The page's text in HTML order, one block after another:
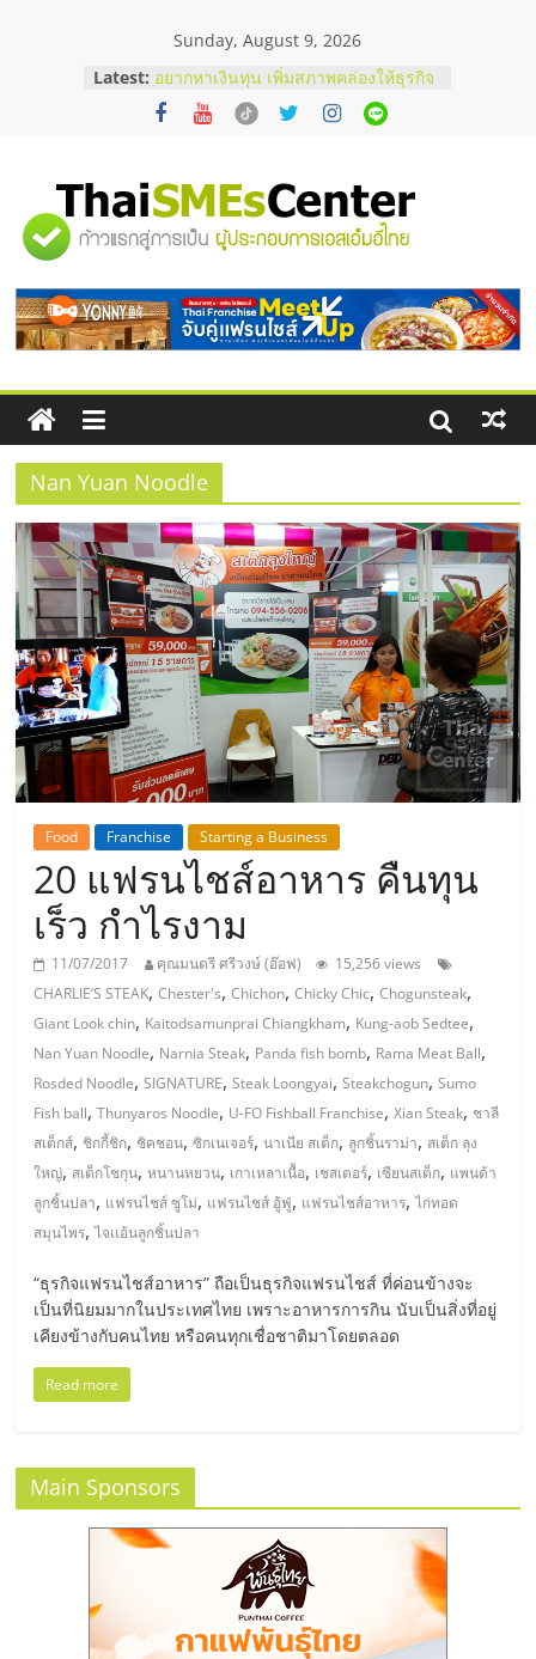
Sunday, August 9, 2026
Latest: อยากหาเงินทุน เพิ่มสภาพคล่องให้ธุรกิจ
เริ่มยังไงให้ผ่านฉลุย
สัมมนาออนไลน์ โอกาสบริหารสถานี
ThaiFranchise Meet Up จับคู่แฟรน
ไชส์ ครั้งที่ 8
ร้านเครื่องเสียงคุณภาพสูง พร้อม
บริษัท Cybersecurity ในไทยที่ไหนดี?
วิธีเลือกผู้ให้บริการให้คุ้มค่าและตอบ
โจทย์ธุรกิจ
"ศูนย์
รวม
ข้อมูล
ธุรกิจ
SME
แห่ง
ประเทศไทย,
ThaiSMEsCenter,
รวม
ธุรกิจ
เอ
ส
เอ็
มอี
ไทย,
SMEs,
แฟ
รน
ไชส์,
ที่
ปรึกษา
แฟ
Nan Yuan Noodle
Food Franchise Starting a Business
20 แฟรนไชส์อาหาร คืนทุน
เร็ว กำไรงาม
11/07/2017 คุณมนตรี ศรีวงษ์ (อ๊อฟ)
15,256 views
CHARLIE’S STEAK,Chester's,Chichon,Chicky Chic,Chogunsteak,
Giant Look chin, Kaitodsamunprai Chiangkham, Kung-aob Sedtee,
Nan Yuan Noodle, Narnia Steak, Panda fish bomb, Rama Meat Ball,
Rosded Noodle,SIGNATURE,Steak Loongyai,Steakchogun,Sumo
Fish ball,Thunyaros Noodle, U-FO Fishball Franchise,Xian Steak, ชาลี
สเต็กส์, ชิกกี้ชิก, ชิคชอน,ซิกเนเจอร์,นาเนีย สเต็ก, ลูกชิ้นราม่า, สเต็ก ลุง
ใหญ่, สเต็กโชกุน,หนานหยวน, เกาเหลาเนื้อ, เชสเตอร์, เซียนสเต็ก, แพนด้า
ลูกชิ้นปลา, แฟรนไชส์ ซูโม่, แฟรนไชส์ อู้ฟู่, แฟรนไชส์อาหาร,ไก่ทอด
สมุนไพร,ไจเเอ้นลูกชิ้นปลา
“ธุรกิจแฟรนไชส์อาหาร” ถือเป็นธุรกิจแฟรนไชส์ ที่ค่อนข้างจะ
เป็นที่นิยมมากในประเทศไทย เพราะอาหารการกิน นับเป็นสิ่งที่อยู่
เคียงข้างกับคนไทย หรือคนทุกเชื่อชาติมาโดยตลอด
Read more
Main Sponsors